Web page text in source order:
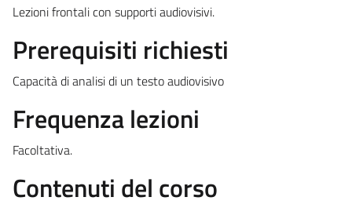
Lezioni frontali con supporti audiovisivi.
Prerequisiti richiesti
Capacità di analisi di un testo audiovisivo
Frequenza lezioni
Facoltativa.
Contenuti del corso